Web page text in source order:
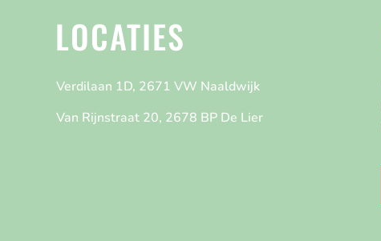
LOCATIES
Verdilaan 1D, 2671 VW Naaldwijk
Van Rijnstraat 20, 2678 BP De Lier